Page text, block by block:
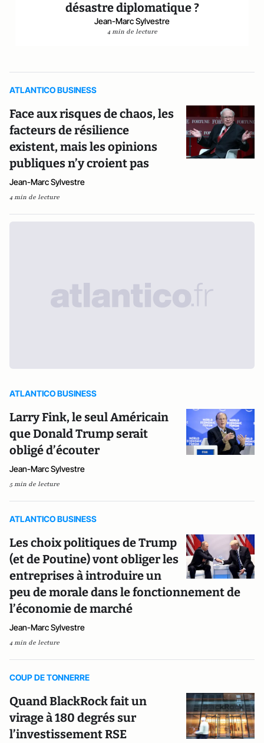
désastre diplomatique ?
Jean-Marc Sylvestre
4 min de lecture
ATLANTICO BUSINESS
Face aux risques de chaos, les
facteurs de résilience
existent, mais les opinions
publiques n’y croient pas
Jean-Marc Sylvestre
4 min de lecture
ATLANTICO BUSINESS
Larry Fink, le seul Américain
que Donald Trump serait
obligé d’écouter
Jean-Marc Sylvestre
5 min de lecture
ATLANTICO BUSINESS
Les choix politiques de Trump
(et de Poutine) vont obliger les
entreprises à introduire un
peu de morale dans le fonctionnement de
l’économie de marché
Jean-Marc Sylvestre
4 min de lecture
COUP DE TONNERRE
Quand BlackRock fait un
virage à 180 degrés sur
l’investissement RSE